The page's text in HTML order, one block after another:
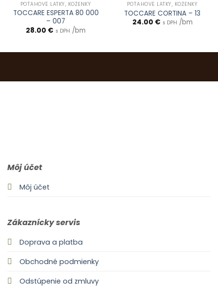
POŤAHOVÉ LÁTKY, KOŽENKY
TOCCARE ESPERTA 80 000
– 007
28.00 € s DPH /bm
POŤAHOVÉ LÁTKY, KOŽENKY
TOCCARE CORTINA – 13
24.00 € s DPH /bm
Môj účet
Môj účet
Zákaznícky servis
Doprava a platba
Obchodné podmienky
Odstúpenie od zmluvy